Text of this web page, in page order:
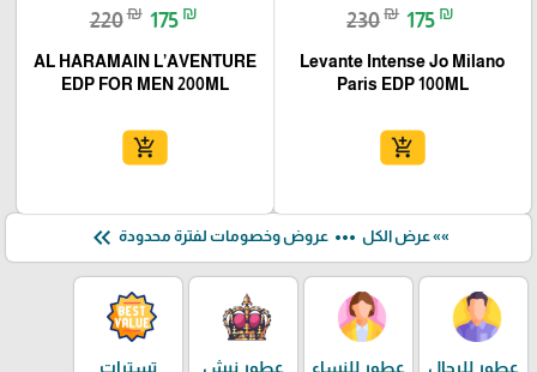
230₪ 175 ₪
Levante Intense Jo Milano
Paris EDP 100ML
add_shopping_cart
220₪ 175 ₪
AL HARAMAIN L’AVENTURE
EDP FOR MEN 200ML
add_shopping_cart
»» عرض الكل more_horiz عروض وخصومات لفترة محدودة keyboard_double_arrow_left
عطور للرجال عطور للنساء عطور نيش تسترات